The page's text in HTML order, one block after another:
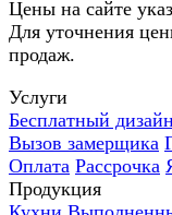
Цены на сайте
Для уточнения
продаж.
Услуги
Бесплатный
Вызов замерщика
Оплата Рассрочка
Продукция